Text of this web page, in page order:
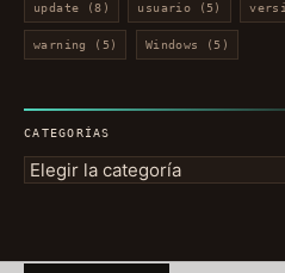
update (8) usuario (5)
warning (5) Windows (5)
CATEGORÍAS